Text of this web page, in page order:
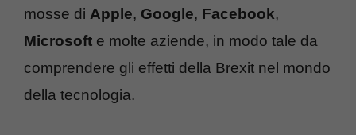
mosse di Apple, Google, Facebook,
Microsoft e molte aziende, in modo tale da
comprendere gli effetti della Brexit nel mondo
della tecnologia.